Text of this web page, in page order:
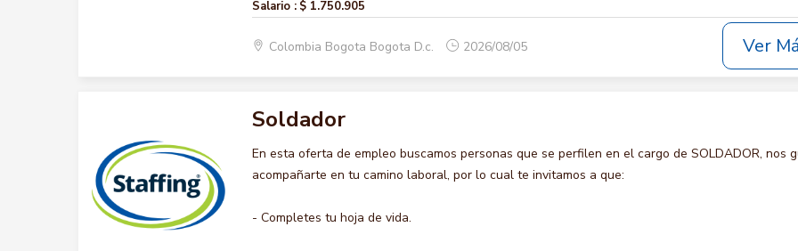
Salario : $ 1.750.905
Colombia Bogota Bogota D.c. 2026/08/05 Ver
Soldador
En esta oferta de empleo buscamos personas que se perfilen en el cargo de SOLDADOR, nos
acompañarte en tu camino laboral, por lo cual te invitamos a que:
- Completes tu hoja de vida.